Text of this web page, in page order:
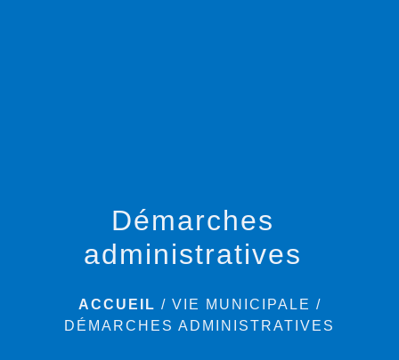
Démarches
administratives
ACCUEIL / VIE MUNICIPALE /
DÉMARCHES ADMINISTRATIVES